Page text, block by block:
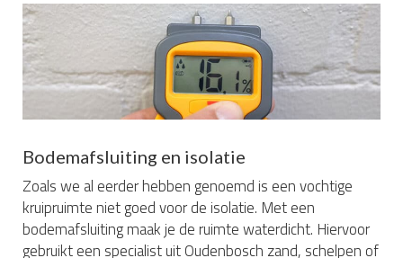
Bodemafsluiting en isolatie
Zoals we al eerder hebben genoemd is een vochtige
kruipruimte niet goed voor de isolatie. Met een
bodemafsluiting maak je de ruimte waterdicht. Hiervoor
gebruikt een specialist uit Oudenbosch zand, schelpen of